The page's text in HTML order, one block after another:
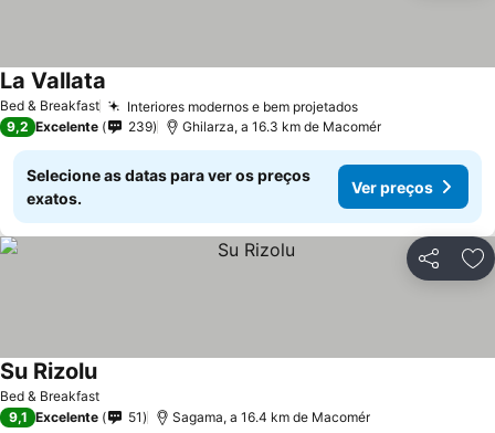
Bed & Breakfast Interiores modernos e bem projetados
La Vallata
9,2 Excelente 239 Ghilarza, a 16.3 km de Macomér
Selecione as datas para ver os preços
exatos.
Ver preços
Partilhar
Bed & Breakfast
Su Rizolu
9,1 Excelente 51 Sagama, a 16.4 km de Macomér